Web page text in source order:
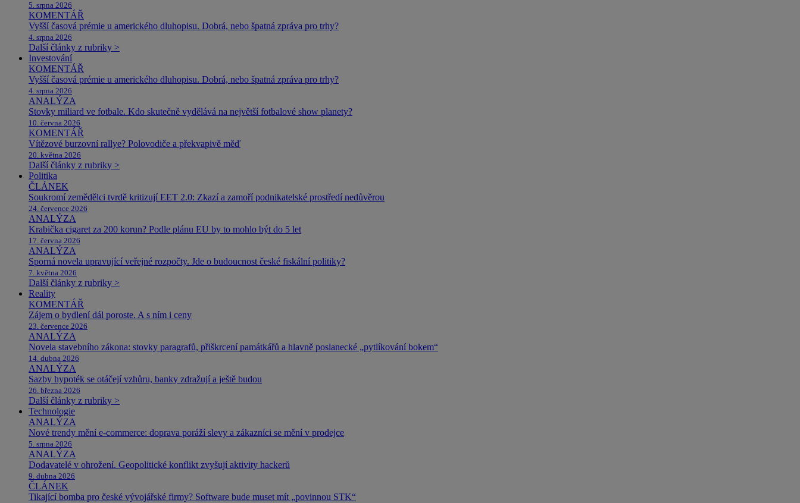
5. srpna 2026
KOMENTÁŘ
Vyšší časová prémie u amerického dluhopisu. Dobrá, nebo špatná zpráva pro trhy?
4. srpna 2026
Další články z rubriky >
Investování
KOMENTÁŘ
Vyšší časová prémie u amerického dluhopisu. Dobrá, nebo špatná zpráva pro trhy?
4. srpna 2026
ANALÝZA
Stovky miliard ve fotbale. Kdo skutečně vydělává na největší fotbalové show planety?
10. června 2026
KOMENTÁŘ
Vítězové burzovní rallye? Polovodiče a překvapivě měď
20. května 2026
Další články z rubriky >
Politika
ČLÁNEK
Soukromí zemědělci tvrdě kritizují EET 2.0: Zkazí a zamoří podnikatelské prostředí nedůvěrou
24. července 2026
ANALÝZA
Krabička cigaret za 200 korun? Podle plánu EU by to mohlo být do 5 let
17. června 2026
ANALÝZA
Sporná novela upravující veřejné rozpočty. Jde o budoucnost české fiskální politiky?
7. května 2026
Další články z rubriky >
Reality
KOMENTÁŘ
Zájem o bydlení dál poroste. A s ním i ceny
23. července 2026
ANALÝZA
Novela stavebního zákona: stovky paragrafů, přiškrcení památkářů a hlavně poslanecké „pytlíkování bokem“
14. dubna 2026
ANALÝZA
Sazby hypoték se otáčejí vzhůru, banky zdražují a ještě budou
26. března 2026
Další články z rubriky >
Technologie
ANALÝZA
Nové trendy mění e-commerce: doprava poráží slevy a zákazníci se mění v prodejce
5. srpna 2026
ANALÝZA
Dodavatelé v ohrožení. Geopolitické konflikt zvyšují aktivity hackerů
9. dubna 2026
ČLÁNEK
Tikající bomba pro české vývojářské firmy? Software bude muset mít „povinnou STK“